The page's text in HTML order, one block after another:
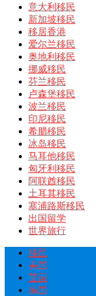
意大利移民
新加坡移民
移居香港
爱尔兰移民
奥地利移民
挪威移民
芬兰移民
卢森堡移民
波兰移民
印尼移民
希腊移民
冰岛移民
马耳他移民
匈牙利移民
阿联酋移民
土耳其移民
塞浦路斯移民
出国留学
世界旅行
移民
美国
英国
德国